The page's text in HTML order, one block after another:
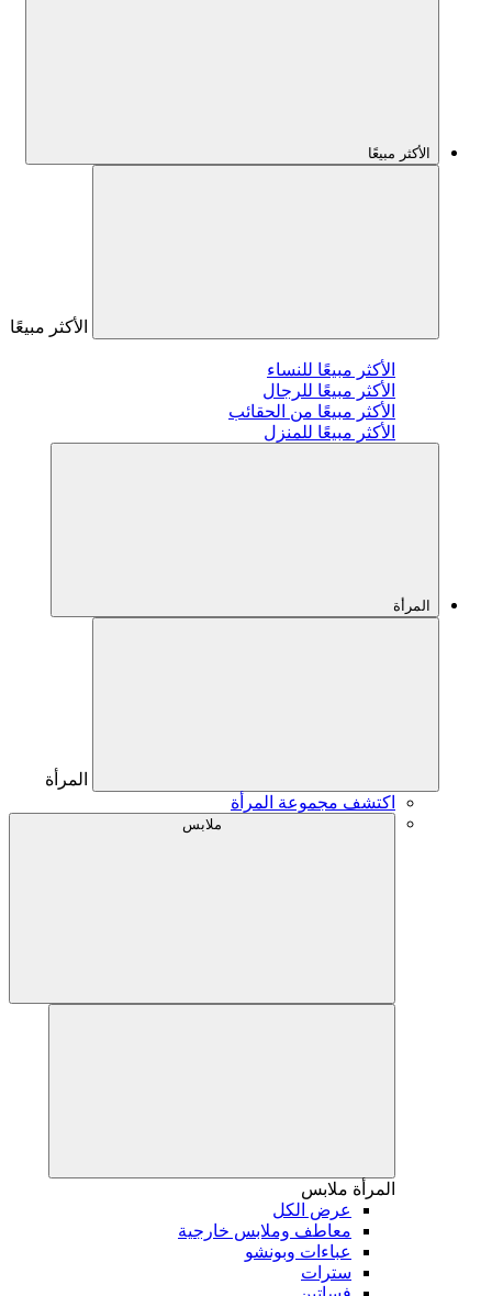
الأكثر مبيعًا
الأكثر مبيعًا
الأكثر مبيعًا للنساء
الأكثر مبيعًا للرجال
الأكثر مبيعًا من الحقائب
الأكثر مبيعًا للمنزل
المرأة
المرأة
اكتشف مجموعة المرأة
ملابس
المرأة ملابس
عرض الكل
معاطف وملابس خارجية
عباءات وبونشو
سترات